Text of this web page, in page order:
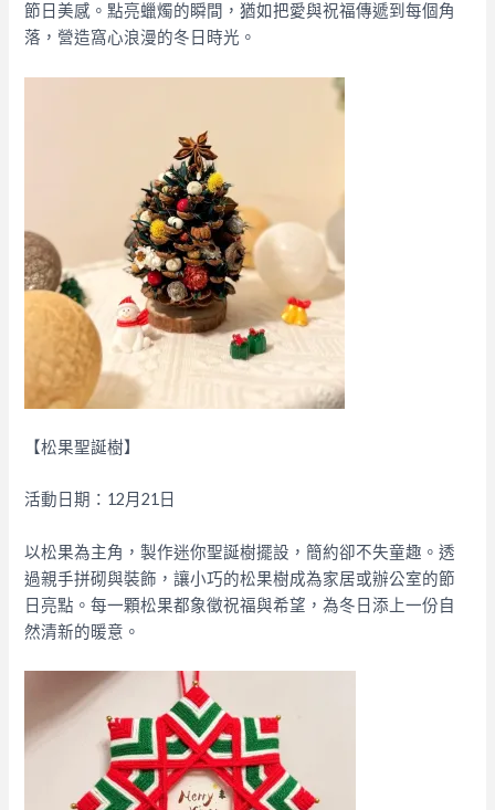
節日美感。點亮蠟燭的瞬間，猶如把愛與祝福傳遞到每個角
落，營造窩心浪漫的冬日時光。
【松果聖誕樹】
活動日期：12月21日
以松果為主角，製作迷你聖誕樹擺設，簡約卻不失童趣。透
過親手拼砌與裝飾，讓小巧的松果樹成為家居或辦公室的節
日亮點。每一顆松果都象徵祝福與希望，為冬日添上一份自
然清新的暖意。